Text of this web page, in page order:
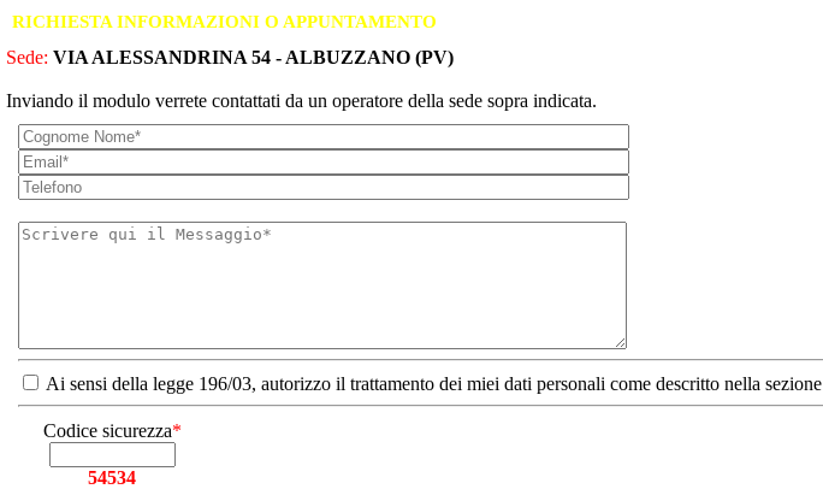
RICHIESTA INFORMAZIONI O APPUNTAMENTO
Sede: VIA ALESSANDRINA 54 - ALBUZZANO (PV)
Inviando il modulo verrete contattati da un operatore della sede sopra indicata.
Ai sensi della legge 196/03, autorizzo il trattamento dei miei dati personali come descritto nella sezione
Codice sicurezza*
54534